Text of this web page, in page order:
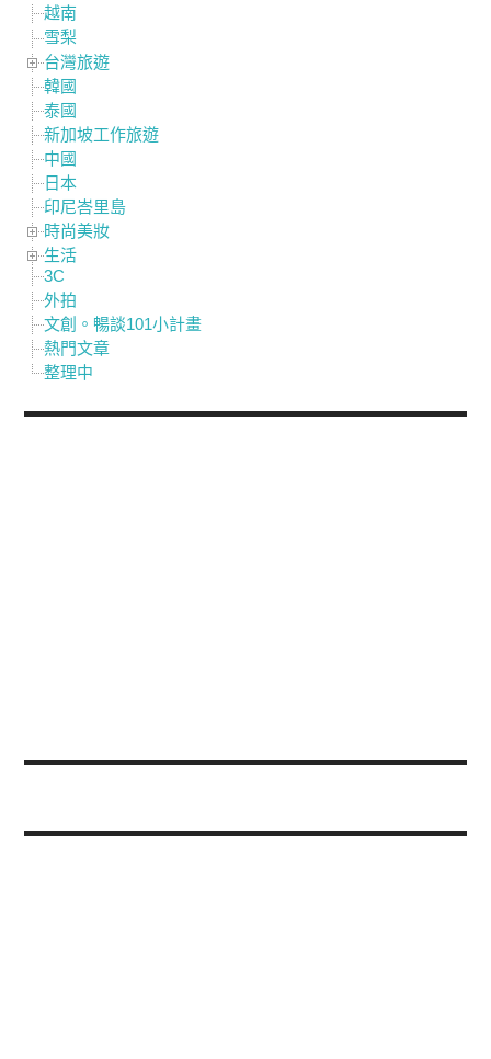
越南
雪梨
台灣旅遊
韓國
泰國
新加坡工作旅遊
中國
日本
印尼峇里島
時尚美妝
生活
3C
外拍
文創。暢談101小計畫
熱門文章
整理中